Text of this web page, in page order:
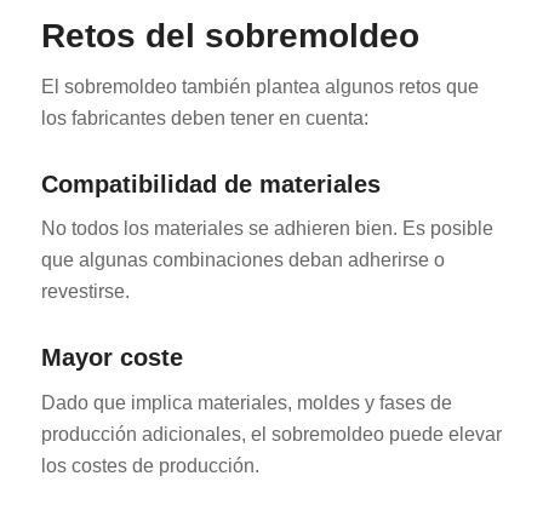
Retos del sobremoldeo
El sobremoldeo también plantea algunos retos que
los fabricantes deben tener en cuenta:
Compatibilidad de materiales
No todos los materiales se adhieren bien. Es posible
que algunas combinaciones deban adherirse o
revestirse.
Mayor coste
Dado que implica materiales, moldes y fases de
producción adicionales, el sobremoldeo puede elevar
los costes de producción.